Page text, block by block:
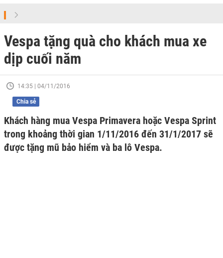
Vespa tặng quà cho khách mua xe
dịp cuối năm
14:35 | 04/11/2016
Chia sẻ
Khách hàng mua Vespa Primavera hoặc Vespa Sprint
trong khoảng thời gian 1/11/2016 đến 31/1/2017 sẽ
được tặng mũ bảo hiểm và ba lô Vespa.